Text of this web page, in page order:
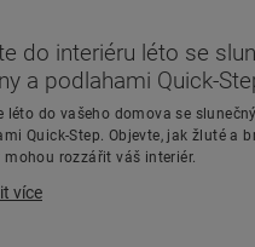
do interiéru léto se
a podlahami Quick-
léto do vašeho domova se
Quick-Step. Objevte, jak žluté a
mohou rozzářit váš interiér.
více